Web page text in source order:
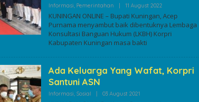
Informasi Pemerintahan | 11 August 2022By
KUNINGAN ONLINE – Bupati Kuningan, Acep
Purnama menyambut baik dibentuknya Lembaga
Konsultasi Banguan Hukum (LKBH) Korpri
Kabupaten Kuningan masa bakti
Ada Keluarga Yang Wafat, Korpri
Santuni ASN
Informasi Sosial | 03 August 2021By